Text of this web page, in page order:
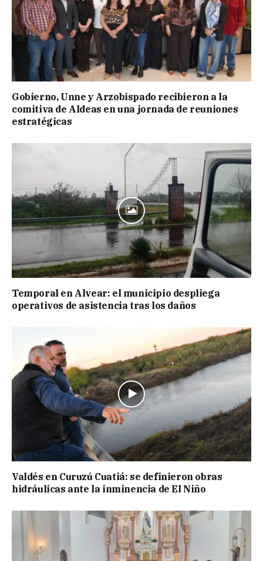
Gobierno, Unne y Arzobispado recibieron a la
comitiva de Aldeas en una jornada de reuniones
estratégicas
Temporal en Alvear: el municipio despliega
operativos de asistencia tras los daños
Valdés en Curuzú Cuatiá: se definieron obras
hidráulicas ante la inminencia de El Niño